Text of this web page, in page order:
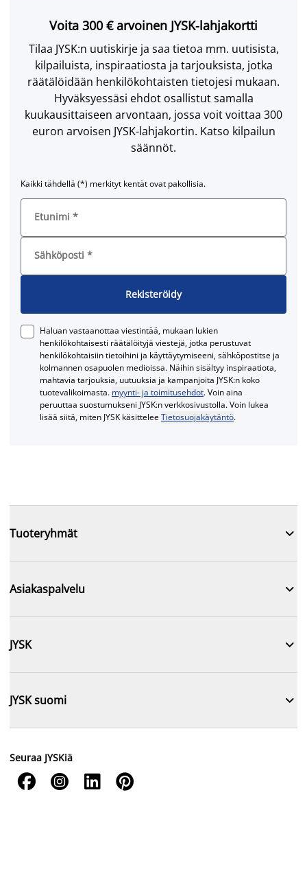
Voita 300 € arvoinen JYSK-lahjakortti
Tilaa JYSK:n uutiskirje ja saa tietoa mm. uutisista,
kilpailuista, inspiraatiosta ja tarjouksista, jotka
räätälöidään henkilökohtaisten tietojesi mukaan.
Hyväksyessäsi ehdot osallistut samalla
kuukausittaiseen arvontaan, jossa voit voittaa 300
euron arvoisen JYSK-lahjakortin. Katso kilpailun
säännöt.
Kaikki tähdellä (*) merkityt kentät ovat pakollisia.
Etunimi *
Sähköposti *
Rekisteröidy
Haluan vastaanottaa viestintää, mukaan lukien
henkilökohtaisesti räätälöityjä viestejä, jotka perustuvat
henkilökohtaisiin tietoihini ja käyttäytymiseeni, sähköpostitse ja
kolmannen osapuolen medioissa. Näihin sisältyy inspiraatiota,
mahtavia tarjouksia, uutuuksia ja kampanjoita JYSK:n koko
tuotevalikoimasta. myynti- ja toimitusehdot. Voin aina
peruuttaa suostumukseni JYSK:n verkkosivustolla. Voin lukea
lisää siitä, miten JYSK käsitteleeTietosuojakäytäntö.
Tuoteryhmät 
Asiakaspalvelu 
JYSK 
JYSK suomi 
Seuraa JYSKiä
   